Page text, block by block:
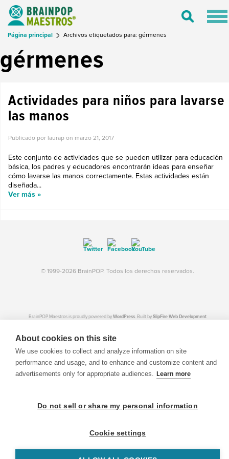
Toggle
Página principal Archivos etiquetados para: gérmenes
gérmenes
Actividades para niños para lavarse
las manos
Publicado por laurap on marzo 21, 2017
Este conjunto de actividades que se pueden utilizar para educación
básica, los padres y educadores encontrarán ideas para enseñar
cómo lavarse las manos correctamente. Estas actividades están
diseñada...
Ver más »
© 1999-2026 BrainPOP. Todos los derechos reservados.
BrainPOP Maestros is proudly powered byWordPress. Built bySlipFire Web Development
About cookies on this site
We use cookies to collect and analyze information on site
performance and usage, and to enhance and customize content and
advertisements only for appropriate audiences. Learn more
Do not sell or share my personal information
Cookie settings